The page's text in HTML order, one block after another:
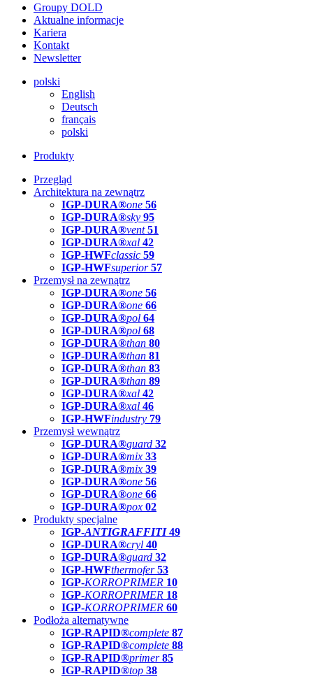
Groupy DOLD
Aktualne informacje
Kariera
Kontakt
Newsletter
polski
English
Deutsch
français
polski
Produkty
Przegląd
Architektura na zewnątrz
IGP-DURA®one 56
IGP-DURA®sky 95
IGP-DURA®vent 51
IGP-DURA®xal 42
IGP-HWFclassic 59
IGP-HWFsuperior 57
Przemysł na zewnątrz
IGP-DURA®one 56
IGP-DURA®one 66
IGP-DURA®pol 64
IGP-DURA®pol 68
IGP-DURA®than 80
IGP-DURA®than 81
IGP-DURA®than 83
IGP-DURA®than 89
IGP-DURA®xal 42
IGP-DURA®xal 46
IGP-HWFindustry 79
Przemysł wewnątrz
IGP-DURA®guard 32
IGP-DURA®mix 33
IGP-DURA®mix 39
IGP-DURA®one 56
IGP-DURA®one 66
IGP-DURA®pox 02
Produkty specjalne
IGP-ANTIGRAFFITI49
IGP-DURA®cryl 40
IGP-DURA®guard 32
IGP-HWFthermofer 53
IGP-KORROPRIMER 10
IGP-KORROPRIMER 18
IGP-KORROPRIMER 60
Podłoża alternatywne
IGP-RAPID®complete 87
IGP-RAPID®complete 88
IGP-RAPID®primer 85
IGP-RAPID®top 38